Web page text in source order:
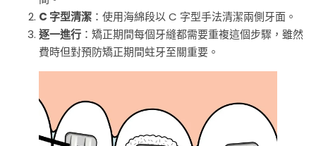
C 字型清潔 ：使用海綿段以 C 字型手法清潔兩側牙面。
逐一進行 ：矯正期間每個牙縫都需要重複這個步驟，雖然
費時但對預防矯正期間蛀牙至關重要。